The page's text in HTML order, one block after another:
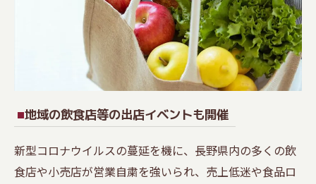
地域の飲食店等の出店イベントも開催
新型コロナウイルスの蔓延を機に、長野県内の多くの飲
食店や小売店が営業自粛を強いられ、売上低迷や食品ロ